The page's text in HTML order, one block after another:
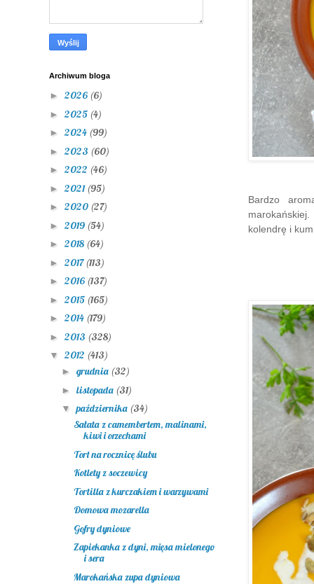
Bardzo
kolendrę i
Archiwum bloga
► 2026 (6)
► 2025 (4)
► 2024 (99)
► 2023 (60)
► 2022 (46)
► 2021 (95)
► 2020 (27)
► 2019 (54)
► 2018 (64)
► 2017(113)
► 2016 (137)
► 2015 (165)
► 2014 (179)
► 2013 (328)
▼ 2012 (413)
► grudnia (32)
► listopada (31)
▼października (34)
Sałata z camembertem, malinami,
kiwi i orzechami
Tort na rocznicę ślubu
Kotlety z soczewicy
Tortilla z kurczakiem i warzywami
Domowa mozarella
Gofry dyniowe
Zapiekanka z dyni, mięsa mielonego
i sera
Marokańska zupa dyniowa